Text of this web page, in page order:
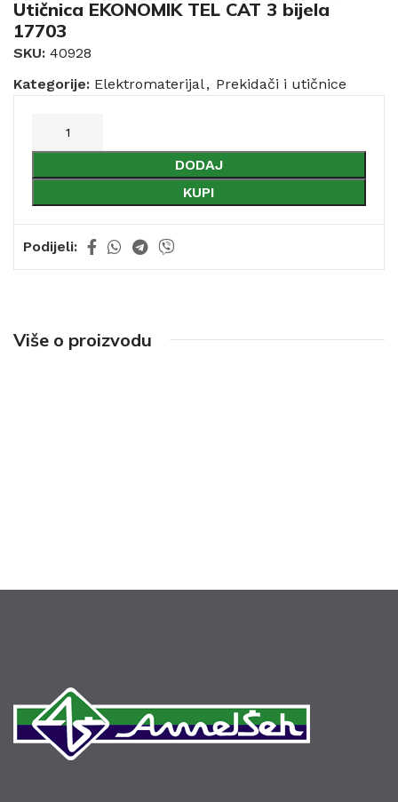
Utičnica EKONOMIK TEL CAT 3 bijela
17703
SKU: 40928
Kategorije: Elektromaterijal, Prekidači i utičnice
DODAJ
KUPI
Podijeli:
Više o proizvodu